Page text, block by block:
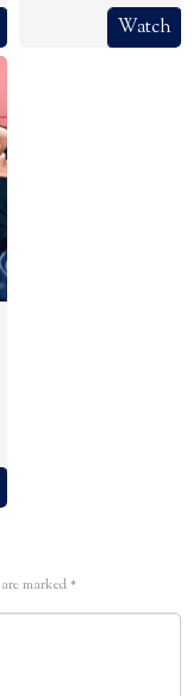
Watch
marked*